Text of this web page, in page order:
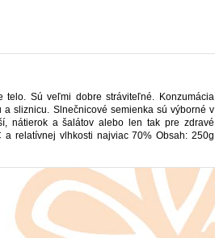
Sú veľmi dobre stráviteľné. Konzumácia
sliznicu. Slnečnicové semienka sú výborné v
nátierok a šalátov alebo len tak pre zdravé
a relatívnej vlhkosti najviac 70% Obsah: 250g